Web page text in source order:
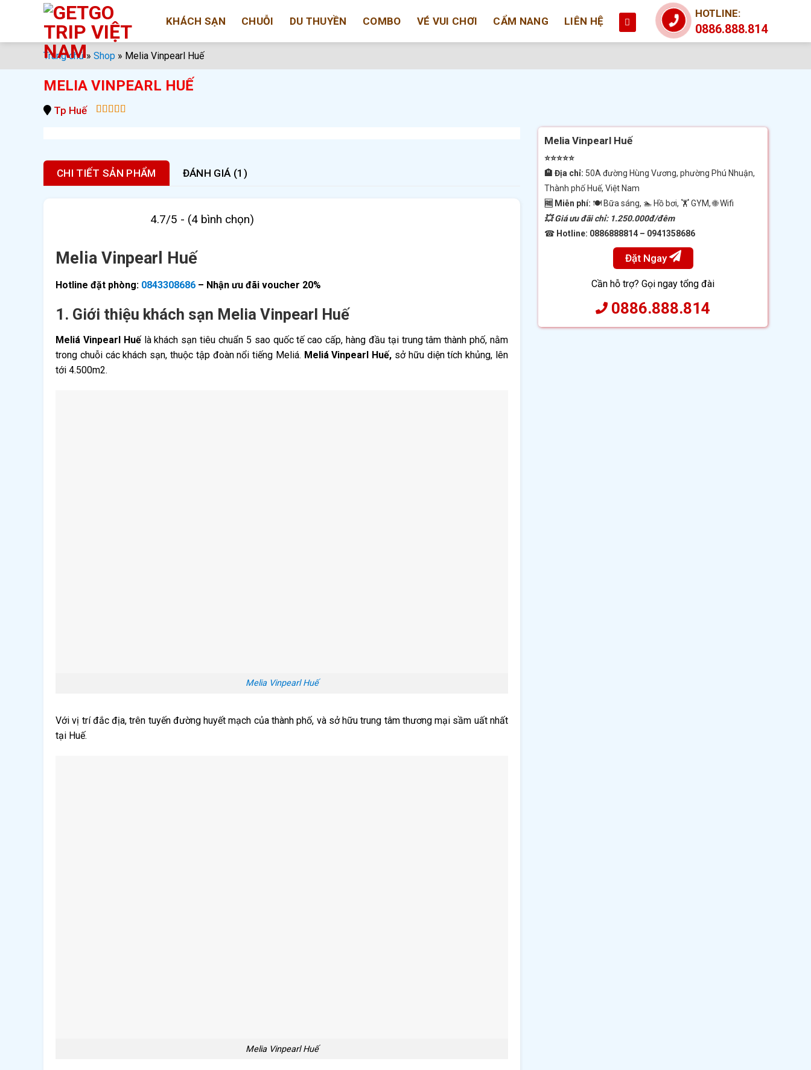
KHÁCH SẠN CHUỖI DU THUYỀN COMBO VÉ VUI CHƠI CẨM NANG LIÊN HỆ
HOTLINE:
0886.888.814
Trang chủ» Shop » Melia Vinpearl Huế
MELIA VINPEARL HUẾ
Tp Huế
Melia Vinpearl Huế
⭐⭐⭐⭐⭐
🏨 Địa chỉ: 50A đường Hùng Vương, phường Phú Nhuận,
Thành phố Huế, Việt Nam
🆓 Miễn phí: 🍽 Bữa sáng, 🏊 Hồ bơi, 🏋️ GYM, 🌐 Wifi
💥 Giá ưu đãi chỉ: 1.250.000đ/đêm
☎ Hotline: 0886888814 – 0941358686
Đặt Ngay
Cần hỗ trợ? Gọi ngay tổng đài
0886.888.814
CHI TIẾT SẢN PHẨM ĐÁNH GIÁ (1)
4.7/5 - (4 bình chọn)
Melia Vinpearl Huế
Hotline đặt phòng: 0843308686 – Nhận ưu đãi voucher 20%
1. Giới thiệu khách sạn Melia Vinpearl Huế
Meliá Vinpearl Huếlà khách sạn tiêu chuẩn 5 sao quốc tế cao cấp, hàng đầu tại trung tâm thành phố, nằm
trong chuỗi các khách sạn, thuộc tập đoàn nổi tiếng Meliá. Meliá Vinpearl Huế, sở hữu diện tích khủng, lên
tới 4.500m2.
Melia Vinpearl Huế
Với vị trí đắc địa, trên tuyến đường huyết mạch của thành phố, và sở hữu trung tâm thương mại sầm uất nhất
tại Huế.
Melia Vinpearl Huế